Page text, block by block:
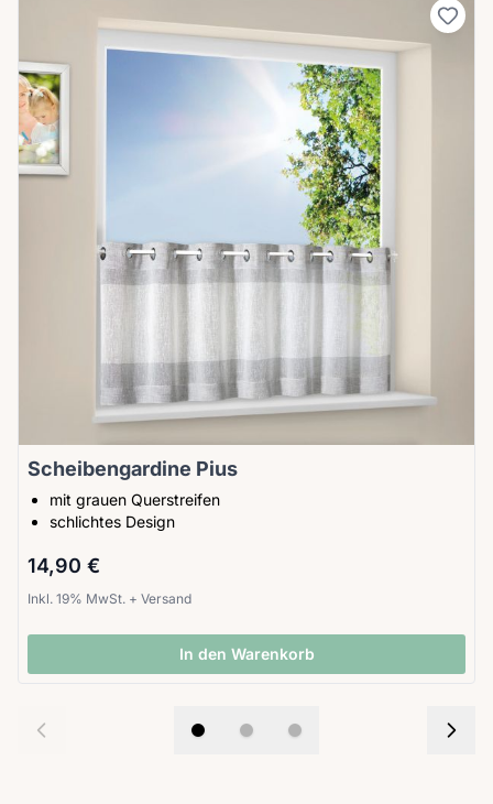
Scheibengardine Pius
mit grauen Querstreifen
schlichtes Design
14,90 €
Inkl. 19% MwSt. + Versand
In den Warenkorb